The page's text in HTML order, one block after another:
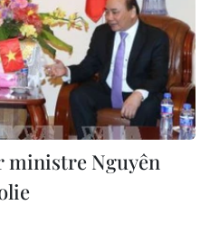
ministre Nguyên